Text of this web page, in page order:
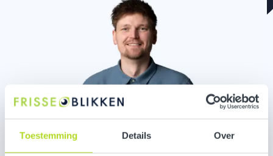
Toestemming Details Over